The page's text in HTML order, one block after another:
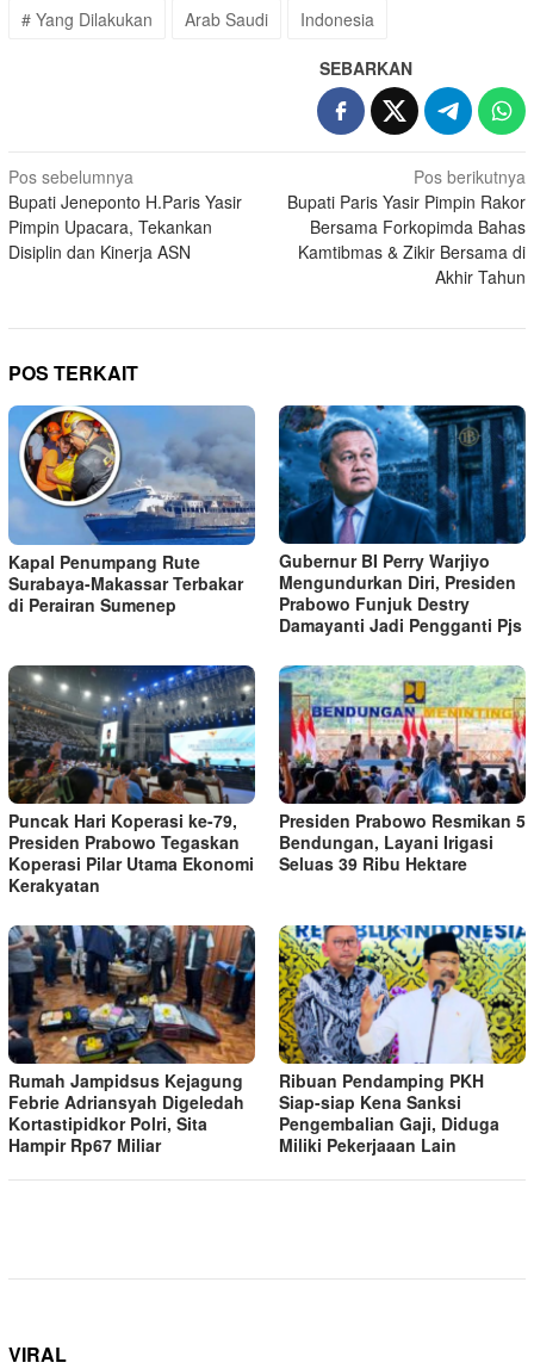
# Yang Dilakukan Arab Saudi Indonesia
SEBARKAN
Navigasi
pos
Pos sebelumnya
Bupati Jeneponto H.Paris Yasir
Pimpin Upacara, Tekankan
Disiplin dan Kinerja ASN
Pos berikutnya
Bupati Paris Yasir Pimpin Rakor
Bersama Forkopimda Bahas
Kamtibmas & Zikir Bersama di
Akhir Tahun
POS TERKAIT
Kapal Penumpang Rute
Surabaya-Makassar Terbakar
di Perairan Sumenep
Gubernur BI Perry Warjiyo
Mengundurkan Diri, Presiden
Prabowo Funjuk Destry
Damayanti Jadi Pengganti Pjs
Puncak Hari Koperasi ke-79,
Presiden Prabowo Tegaskan
Koperasi Pilar Utama Ekonomi
Kerakyatan
Presiden Prabowo Resmikan 5
Bendungan, Layani Irigasi
Seluas 39 Ribu Hektare
Rumah Jampidsus Kejagung
Febrie Adriansyah Digeledah
Kortastipidkor Polri, Sita
Hampir Rp67 Miliar
Ribuan Pendamping PKH
Siap-siap Kena Sanksi
Pengembalian Gaji, Diduga
Miliki Pekerjaaan Lain
VIRAL